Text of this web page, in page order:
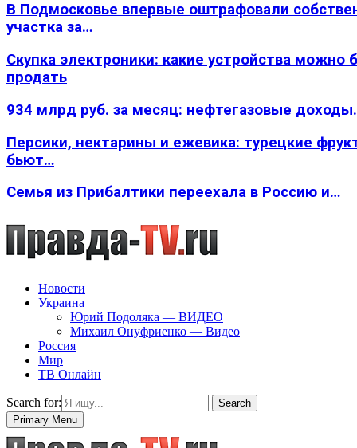
В Подмосковье впервые оштрафовали
участка за…
Скупка электроники: какие устройства можно
продать
934 млрд руб. за месяц: нефтегазовые
Персики, нектарины и ежевика: турецкие
бьют…
Семья из Прибалтики переехала в Россию и…
Новости
Украина
Юрий Подоляка — ВИДЕО
Михаил Онуфриенко — Видео
Россия
Мир
ТВ Онлайн
Search for:
Search
Primary Menu